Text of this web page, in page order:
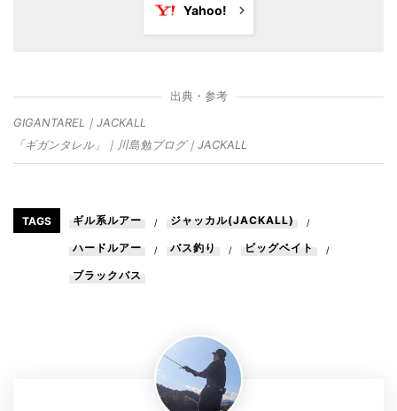
Yahoo!
出典・参考
GIGANTAREL｜JACKALL
「ギガンタレル」｜川島勉ブログ｜JACKALL
TAGS ギル系ルアー / ジャッカル(JACKALL) /
ハードルアー / バス釣り / ビッグベイト /
ブラックバス